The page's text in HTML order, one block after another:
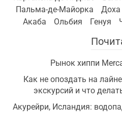
Пальма-де-Майорка
Доха
Акаба
Ольбия Генуя
Рынок хиппи
Как не опоздать на
экскурсий и что
Акурейри, Исландия: